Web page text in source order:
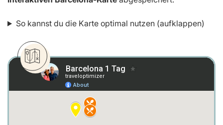
So kannst du die Karte optimal nutzen (aufklappen)